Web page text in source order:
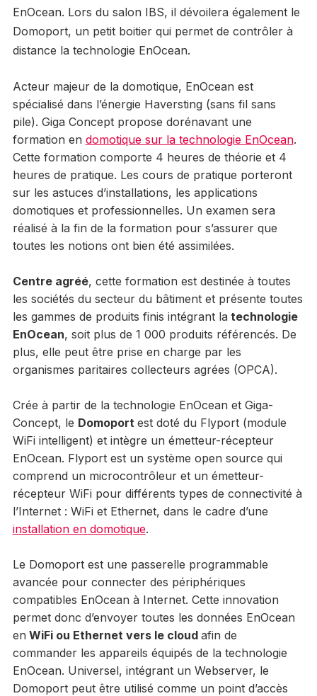
EnOcean. Lors du salon IBS, il dévoilera également le
Domoport, un petit boitier qui permet de contrôler à
distance la technologie EnOcean.
Acteur majeur de la domotique, EnOcean est
spécialisé dans l’énergie Haversting (sans fil sans
pile). Giga Concept propose dorénavant une
formation en domotique sur la technologie EnOcean.
Cette formation comporte 4 heures de théorie et 4
heures de pratique. Les cours de pratique porteront
sur les astuces d’installations, les applications
domotiques et professionnelles. Un examen sera
réalisé à la fin de la formation pour s’assurer que
toutes les notions ont bien été assimilées.
Centre agréé, cette formation est destinée à toutes
les sociétés du secteur du bâtiment et présente toutes
les gammes de produits finis intégrant la technologie
EnOcean, soit plus de 1 000 produits référencés. De
plus, elle peut être prise en charge par les
organismes paritaires collecteurs agrées (OPCA).
Crée à partir de la technologie EnOcean et Giga-
Concept, le Domoport est doté du Flyport (module
WiFi intelligent) et intègre un émetteur-récepteur
EnOcean. Flyport est un système open source qui
comprend un microcontrôleur et un émetteur-
récepteur WiFi pour différents types de connectivité à
l’Internet : WiFi et Ethernet, dans le cadre d’une
installation en domotique.
Le Domoport est une passerelle programmable
avancée pour connecter des périphériques
compatibles EnOcean à Internet. Cette innovation
permet donc d’envoyer toutes les données EnOcean
en WiFi ou Ethernet vers le cloud afin de
commander les appareils équipés de la technologie
EnOcean. Universel, intégrant un Webserver, le
Domoport peut être utilisé comme un point d’accès